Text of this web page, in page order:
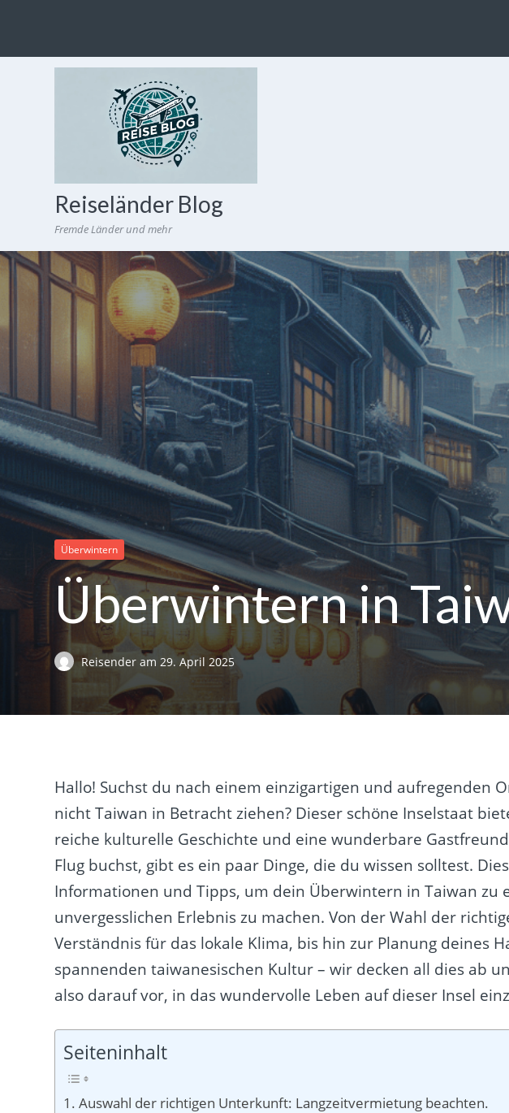
Reiseländer Blog
Fremde Länder und mehr
Überwintern
Überwintern in
Reisenderam 29. April 2025
Hallo! Suchst du nach einem einzigartigen und aufregenden
nicht Taiwan in Betracht ziehen? Dieser schöne Inselstaat
reiche kulturelle Geschichte und eine wunderbare
Flug buchst, gibt es ein paar Dinge, die du wissen solltest.
Informationen und Tipps, um dein Überwintern in Taiwan zu
unvergesslichen Erlebnis zu machen. Von der Wahl der
Verständnis für das lokale Klima, bis hin zur Planung deines
spannenden taiwanesischen Kultur – wir decken all dies ab
also darauf vor, in das wundervolle Leben auf dieser Insel
Seiteninhalt
Auswahl der richtigen Unterkunft: Langzeitvermietung beachten.